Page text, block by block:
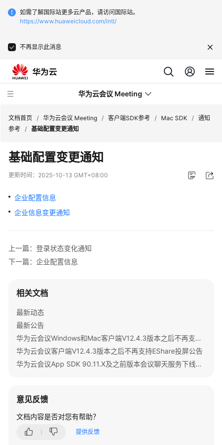
如需了解国际站更多云产品，请访问国际站。
https://www.huaweicloud.com/intl/
不再显示此消息
华为云会议 Meeting
最
新
动
务
产
绍
计
费
说
明
指
南
文档首页 / 华为云会议 Meeting / 客户端SDK参考 / Mac SDK / 通知
参考 / 基础配置变更通知
基础配置变更通知
更新时间： 2025-10-13 GMT+08:00
企业配置信息
企业信息变更通知
上一篇：登录状态变化通知
下一篇：企业配置信息
相关文档
最新动态
最新公告
华为云会议Windows和Mac客户端V12.4.3版本之后不再支持IdeaShare投屏公告
华为云会议客户端V12.4.3版本之后不再支持EShare投屏公告
华为云会议App SDK 90.11.X及之前版本会议聊天服务下线公告
意见反馈
文档内容是否对您有帮助？
提供反馈